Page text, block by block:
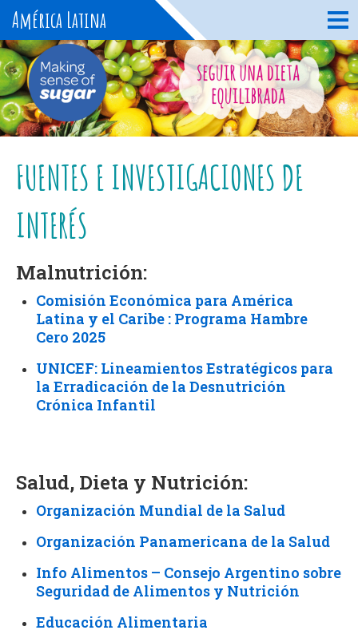
América Latina
FUENTES E INVESTIGACIONES DE
INTERÉS
Malnutrición:
Comisión Económica para América
Latina y el Caribe : Programa Hambre
Cero 2025
UNICEF: Lineamientos Estratégicos para
la Erradicación de la Desnutrición
Crónica Infantil
Salud, Dieta y Nutrición:
Organización Mundial de la Salud
Organización Panamericana de la Salud
Info Alimentos – Consejo Argentino sobre
Seguridad de Alimentos y Nutrición
Educación Alimentaria